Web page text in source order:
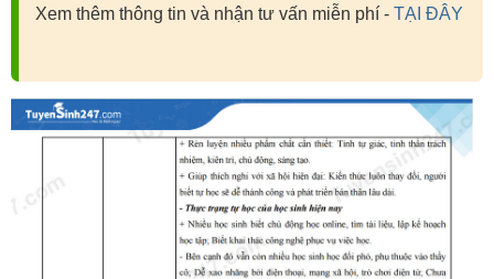
Xem thêm thông tin và nhận tư vấn miễn phí - TẠI ĐÂY